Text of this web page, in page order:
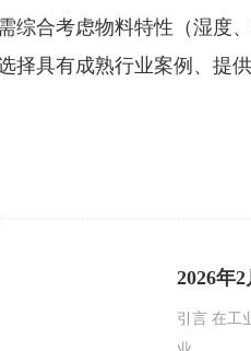
综合考虑物料特性（湿度
择具有成熟行业案例、提
2026年
引言 在工